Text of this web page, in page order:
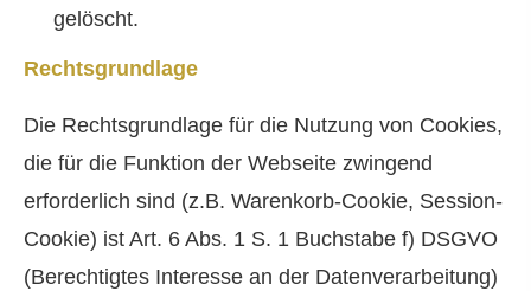
gelöscht.
Rechtsgrundlage
Die Rechtsgrundlage für die Nutzung von Cookies,
die für die Funktion der Webseite zwingend
erforderlich sind (z.B. Warenkorb-Cookie, Session-
Cookie) ist Art. 6 Abs. 1 S. 1 Buchstabe f) DSGVO
(Berechtigtes Interesse an der Datenverarbeitung)